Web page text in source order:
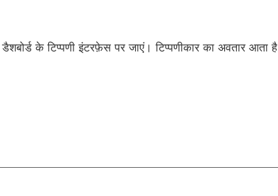
के टिप्पणी इंटरफ़ेस पर जाएं। टिप्पणीकार का अवतार आता है